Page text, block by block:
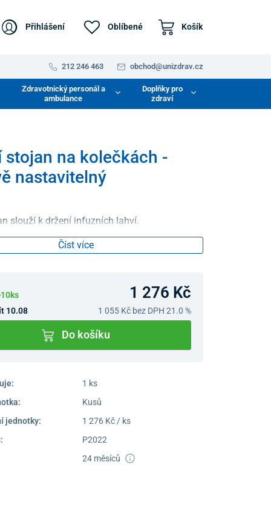
Přihlášení Oblíbené Košík
212 246 463 obchod@unizdrav.cz
Zdravotnický personál a
ambulance
Doplňky pro
zdraví
stojan na kolečkách -
nastavitelný
slouží k držení infuzních lahví.
Číst více
1 276 Kč
10.08 1 055 Kčbez DPH 21.0 %
Do košíku
1 ks
Kusů
jednotky:
1 276 Kč / ks
P2022
24 měsíců